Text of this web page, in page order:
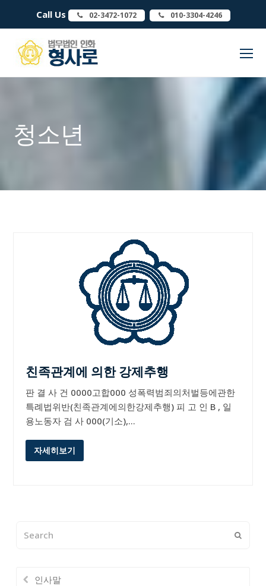
Call Us 02-3472-1072 010-3304-4246
청소년
친족관계에 의한 강제추행
판 결 사 건 0000고합000 성폭력범죄의처벌등에관한
특례법위반(친족관계에의한강제추행) 피 고 인 B , 일
용노동자 검 사 000(기소),…
자세히보기
인사말